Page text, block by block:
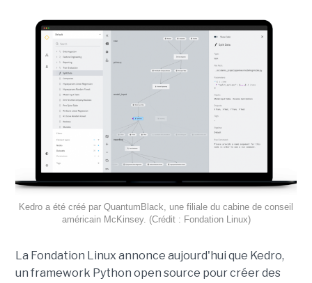
Kedro a été créé par QuantumBlack, une filiale du cabine de conseil
américain McKinsey. (Crédit : Fondation Linux)
La Fondation Linux annonce aujourd'hui que Kedro,
un framework Python open source pour créer des